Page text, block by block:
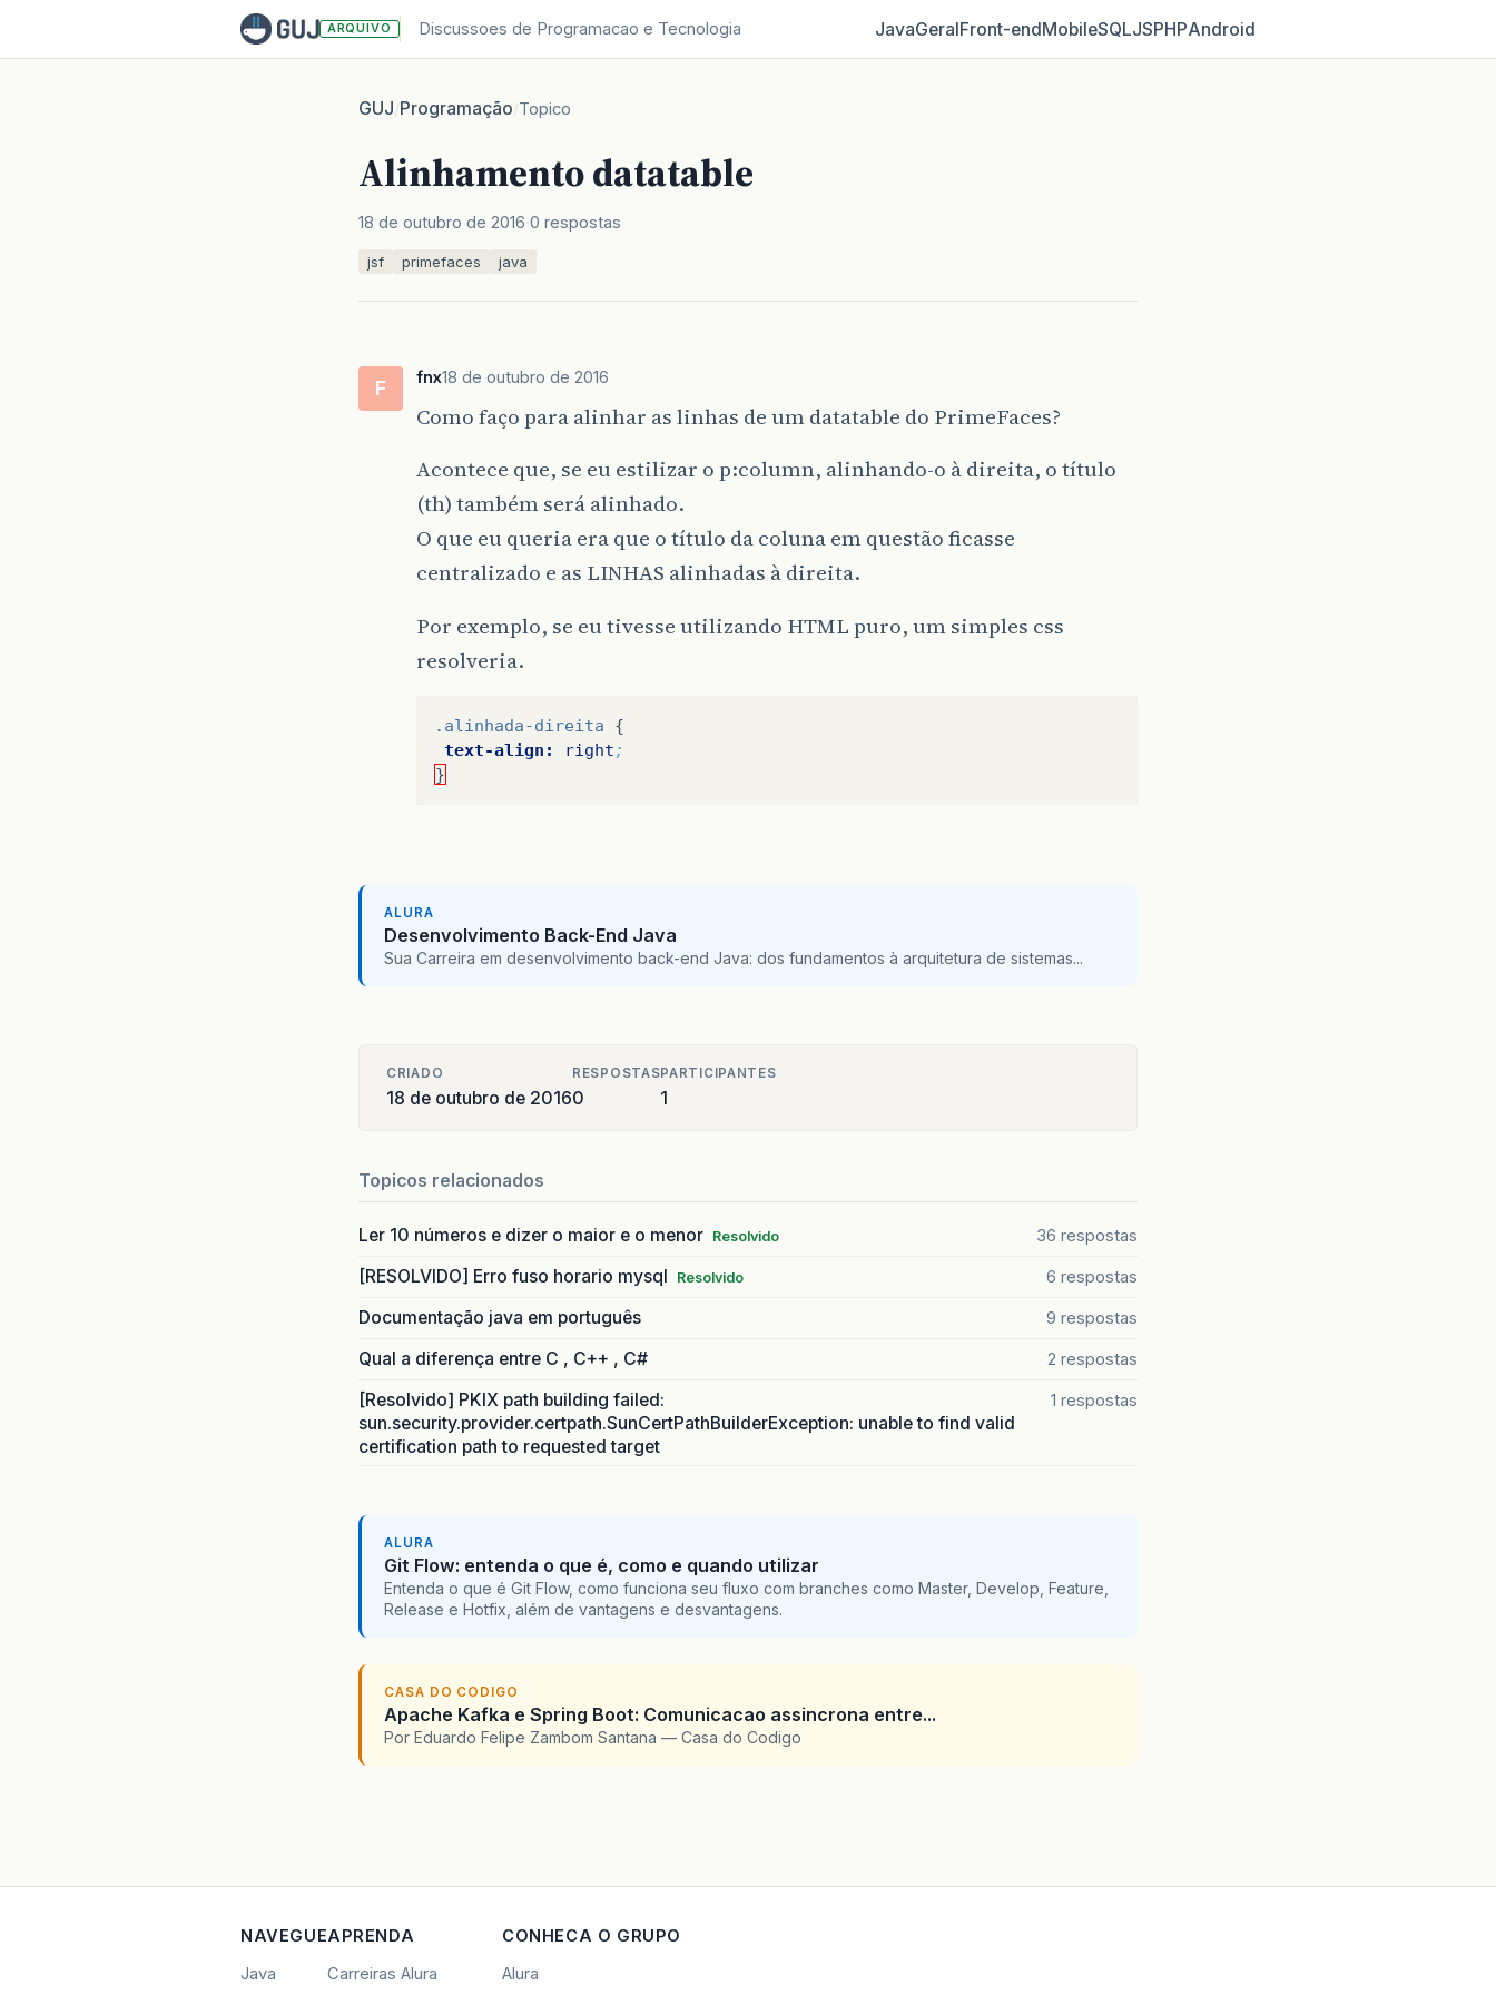
ARQUIVO Discussoes de Programacao e Tecnologia JavaGeralFront‑endMobileSQLJSPHPAndroid
GUJ/Programação/Topico
Alinhamento datatable
18 de outubro de 2016 0 respostas
jsf primefaces java
F fnx18 de outubro de 2016
Como faço para alinhar as linhas de um datatable do PrimeFaces?
Acontece que, se eu estilizar o p:column, alinhando-o à direita, o título
(th) também será alinhado.
O que eu queria era que o título da coluna em questão ficasse
centralizado e as LINHAS alinhadas à direita.
Por exemplo, se eu tivesse utilizando HTML puro, um simples css
resolveria.
.alinhada-direita
{
text-align:
right;
}
ALURA
Desenvolvimento Back-End Java
Sua Carreira em desenvolvimento back-end Java: dos fundamentos à arquitetura de sistemas...
CRIADO
18 de outubro de 2016
RESPOSTAS
0
PARTICIPANTES
1
Topicos relacionados
Ler 10 números e dizer o maior e o menor Resolvido 36 respostas
[RESOLVIDO] Erro fuso horario mysql Resolvido 6 respostas
Documentação java em português 9 respostas
Qual a diferença entre C , C++ , C# 2 respostas
[Resolvido] PKIX path building failed:
sun.security.provider.certpath.SunCertPathBuilderException: unable to find valid
certification path to requested target
1 respostas
ALURA
Git Flow: entenda o que é, como e quando utilizar
Entenda o que é Git Flow, como funciona seu fluxo com branches como Master, Develop, Feature,
Release e Hotfix, além de vantagens e desvantagens.
CASA DO CODIGO
Apache Kafka e Spring Boot: Comunicacao assincrona entre...
Por Eduardo Felipe Zambom Santana — Casa do Codigo
NAVEGUE
Java
APRENDA
Carreiras Alura
CONHECA O GRUPO
Alura